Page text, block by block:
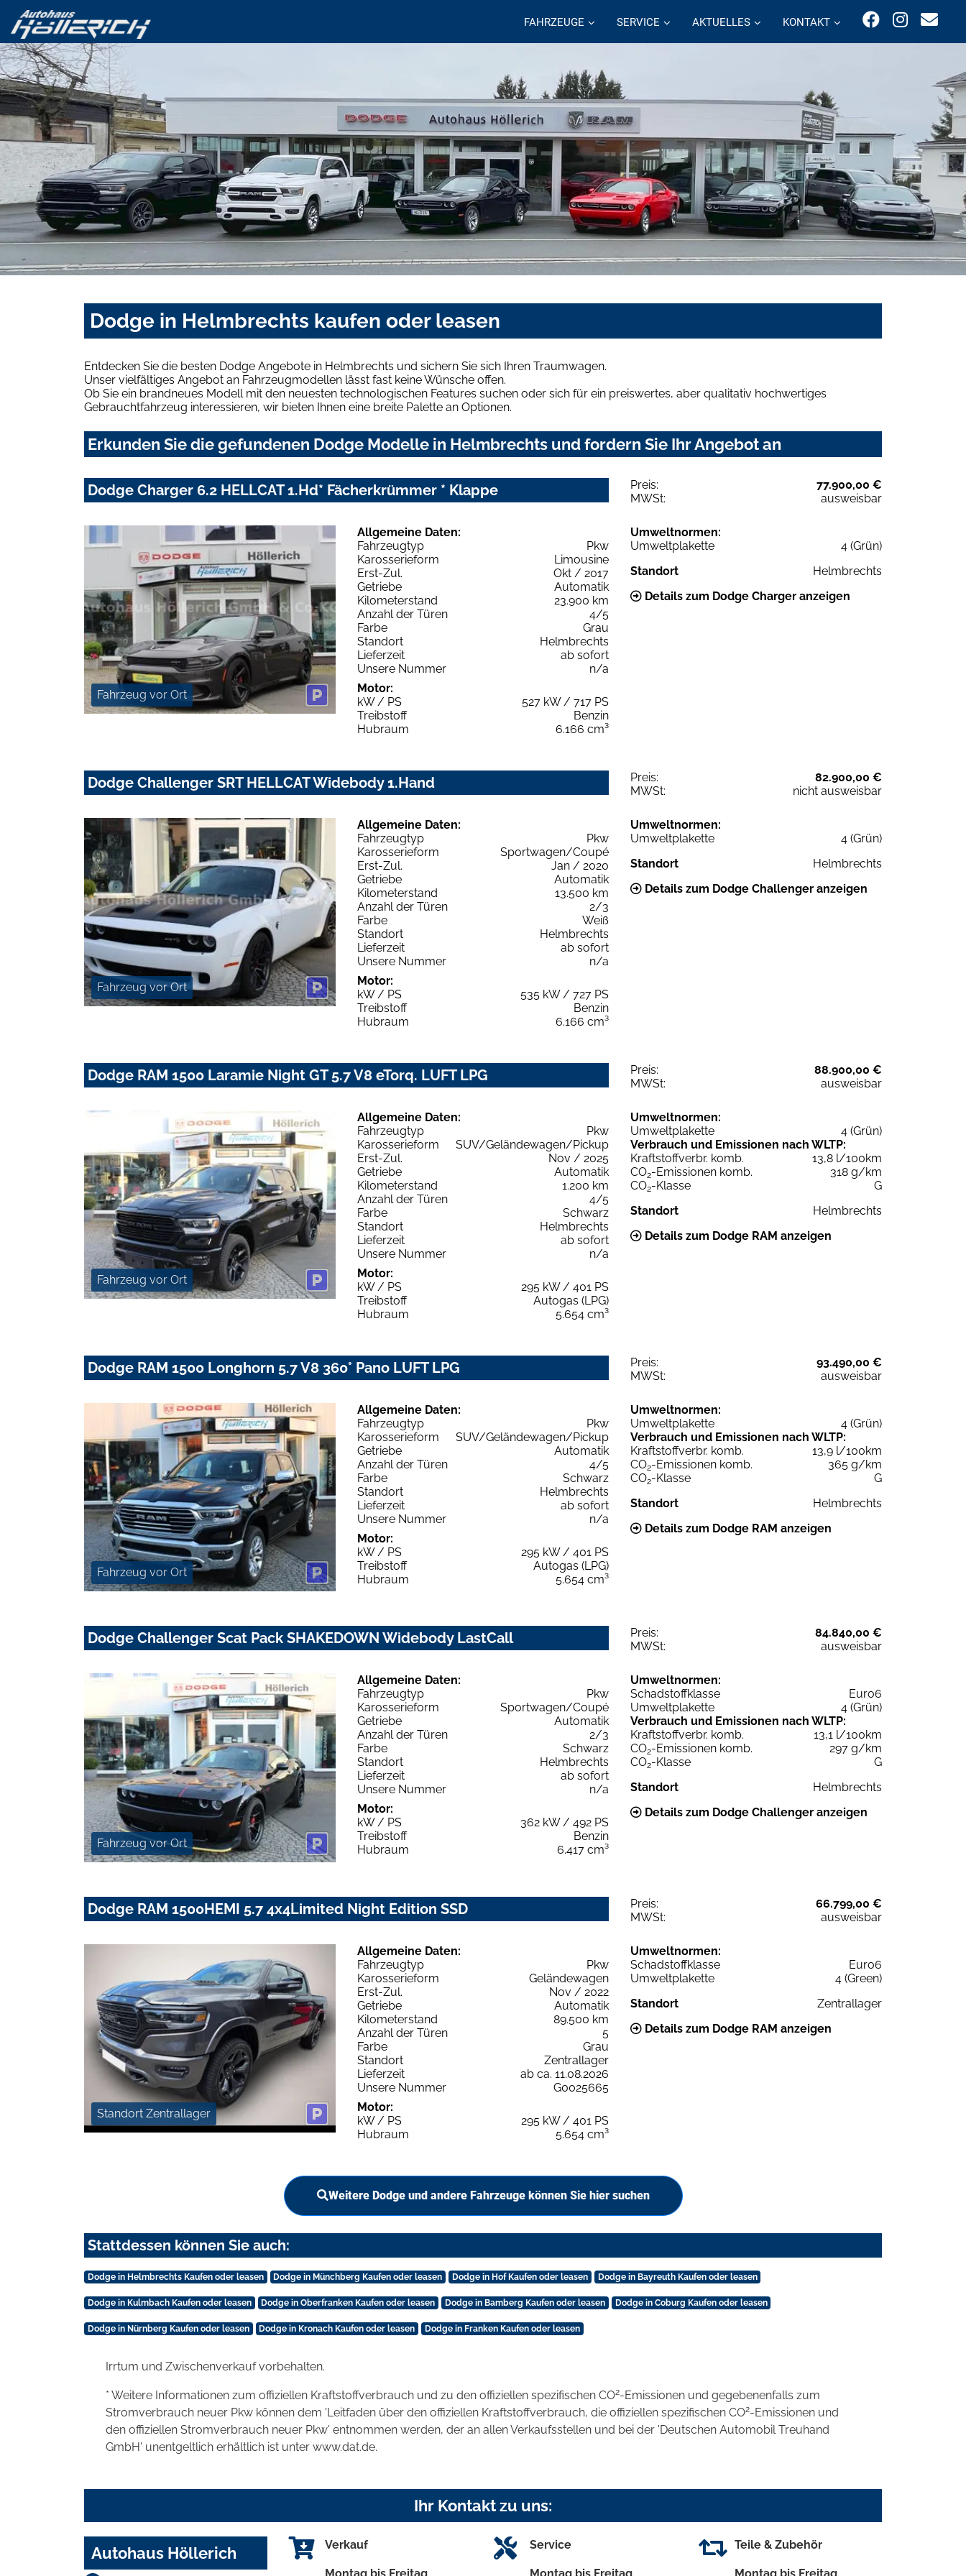
FAHRZEUGE SERVICE AKTUELLES KONTAKT
Dodge in Helmbrechts kaufen oder leasen
Entdecken Sie die besten Dodge Angebote in Helmbrechts und sichern Sie sich Ihren Traumwagen.
Unser vielfältiges Angebot an Fahrzeugmodellen lässt fast keine Wünsche offen.
Ob Sie ein brandneues Modell mit den neuesten technologischen Features suchen oder sich für ein preiswertes, aber qualitativ hochwertiges
Gebrauchtfahrzeug interessieren, wir bieten Ihnen eine breite Palette an Optionen.
Erkunden Sie die gefundenen Dodge Modelle in Helmbrechts und fordern Sie Ihr Angebot an
Dodge Charger 6.2 HELLCAT 1.Hd* Fächerkrümmer * Klappe Preis:
77.900,00 €
MWSt:
ausweisbar
Fahrzeug vor Ort
Allgemeine Daten:
Fahrzeugtyp
Pkw
Karosserieform
Limousine
Erst-Zul.
Okt / 2017
Getriebe
Automatik
Kilometerstand
23.900 km
Anzahl der Türen
4/5
Farbe
Grau
Standort
Helmbrechts
Lieferzeit
ab sofort
Unsere Nummer
n/a
Motor:
kW / PS
527 kW / 717 PS
Treibstoff
Benzin
Hubraum
6.166 cm³
Umweltnormen:
Umweltplakette
4 (Grün)
Standort
Helmbrechts
Details zum Dodge Charger anzeigen
Dodge Challenger SRT HELLCAT Widebody 1.Hand Preis:
82.900,00 €
MWSt:
nicht ausweisbar
Fahrzeug vor Ort
Allgemeine Daten:
Fahrzeugtyp
Pkw
Karosserieform
Sportwagen/Coupé
Erst-Zul.
Jan / 2020
Getriebe
Automatik
Kilometerstand
13.500 km
Anzahl der Türen
2/3
Farbe
Weiß
Standort
Helmbrechts
Lieferzeit
ab sofort
Unsere Nummer
n/a
Motor:
kW / PS
535 kW / 727 PS
Treibstoff
Benzin
Hubraum
6.166 cm³
Umweltnormen:
Umweltplakette
4 (Grün)
Standort
Helmbrechts
Details zum Dodge Challenger anzeigen
Dodge RAM 1500 Laramie Night GT 5.7 V8 eTorq. LUFT LPG Preis:
88.900,00 €
MWSt:
ausweisbar
Fahrzeug vor Ort
Allgemeine Daten:
Fahrzeugtyp
Pkw
Karosserieform
SUV/Geländewagen/Pickup
Erst-Zul.
Nov / 2025
Getriebe
Automatik
Kilometerstand
1.200 km
Anzahl der Türen
4/5
Farbe
Schwarz
Standort
Helmbrechts
Lieferzeit
ab sofort
Unsere Nummer
n/a
Motor:
kW / PS
295 kW / 401 PS
Treibstoff
Autogas (LPG)
Hubraum
5.654 cm³
Umweltnormen:
Umweltplakette
4 (Grün)
Verbrauch und Emissionen nach WLTP:
Kraftstoffverbr. komb.
13,8 l/100km
CO2-Emissionen komb.
318 g/km
CO2-Klasse
G
Standort
Helmbrechts
Details zum Dodge RAM anzeigen
Dodge RAM 1500 Longhorn 5.7 V8 360° Pano LUFT LPG Preis:
93.490,00 €
MWSt:
ausweisbar
Fahrzeug vor Ort
Allgemeine Daten:
Fahrzeugtyp
Pkw
Karosserieform
SUV/Geländewagen/Pickup
Getriebe
Automatik
Anzahl der Türen
4/5
Farbe
Schwarz
Standort
Helmbrechts
Lieferzeit
ab sofort
Unsere Nummer
n/a
Motor:
kW / PS
295 kW / 401 PS
Treibstoff
Autogas (LPG)
Hubraum
5.654 cm³
Umweltnormen:
Umweltplakette
4 (Grün)
Verbrauch und Emissionen nach WLTP:
Kraftstoffverbr. komb.
13,9 l/100km
CO2-Emissionen komb.
365 g/km
CO2-Klasse
G
Standort
Helmbrechts
Details zum Dodge RAM anzeigen
Dodge Challenger Scat Pack SHAKEDOWN Widebody LastCall Preis:
84.840,00 €
MWSt:
ausweisbar
Fahrzeug vor Ort
Allgemeine Daten:
Fahrzeugtyp
Pkw
Karosserieform
Sportwagen/Coupé
Getriebe
Automatik
Anzahl der Türen
2/3
Farbe
Schwarz
Standort
Helmbrechts
Lieferzeit
ab sofort
Unsere Nummer
n/a
Motor:
kW / PS
362 kW / 492 PS
Treibstoff
Benzin
Hubraum
6.417 cm³
Umweltnormen:
Schadstoffklasse
Euro6
Umweltplakette
4 (Grün)
Verbrauch und Emissionen nach WLTP:
Kraftstoffverbr. komb.
13,1 l/100km
CO2-Emissionen komb.
297 g/km
CO2-Klasse
G
Standort
Helmbrechts
Details zum Dodge Challenger anzeigen
Dodge RAM 1500HEMI 5.7 4x4Limited Night Edition SSD Preis:
66.799,00 €
MWSt:
ausweisbar
Standort Zentrallager
Allgemeine Daten:
Fahrzeugtyp
Pkw
Karosserieform
Geländewagen
Erst-Zul.
Nov / 2022
Getriebe
Automatik
Kilometerstand
89.500 km
Anzahl der Türen
5
Farbe
Grau
Standort
Zentrallager
Lieferzeit
ab ca. 11.08.2026
Unsere Nummer
G0025665
Motor:
kW / PS
295 kW / 401 PS
Hubraum
5.654 cm³
Umweltnormen:
Schadstoffklasse
Euro6
Umweltplakette
4 (Green)
Standort
Zentrallager
Details zum Dodge RAM anzeigen
Weitere Dodge und andere Fahrzeuge können Sie hier suchen
Stattdessen können Sie auch:
Dodge in Helmbrechts Kaufen oder leasen Dodge in Münchberg Kaufen oder leasen Dodge in Hof Kaufen oder leasen Dodge in Bayreuth Kaufen oder leasen
Dodge in Kulmbach Kaufen oder leasen Dodge in Oberfranken Kaufen oder leasen Dodge in Bamberg Kaufen oder leasen Dodge in Coburg Kaufen oder leasen
Dodge in Nürnberg Kaufen oder leasen Dodge in Kronach Kaufen oder leasen Dodge in Franken Kaufen oder leasen
Irrtum und Zwischenverkauf vorbehalten.
* Weitere Informationen zum offiziellen Kraftstoffverbrauch und zu den offiziellen spezifischen CO2-Emissionen und gegebenenfalls zum
Stromverbrauch neuer Pkw können dem 'Leitfaden über den offiziellen Kraftstoffverbrauch, die offiziellen spezifischen CO2-Emissionen und
den offiziellen Stromverbrauch neuer Pkw' entnommen werden, der an allen Verkaufsstellen und bei der 'Deutschen Automobil Treuhand
GmbH' unentgeltlich erhältlich ist unter www.dat.de.
Ihr Kontakt zu uns:
Autohaus Höllerich Verkauf
Montag bis Freitag
Service
Montag bis Freitag
Teile & Zubehör
Montag bis Freitag